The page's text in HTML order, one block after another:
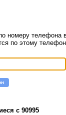
номеру телефона
по этому
с 90995